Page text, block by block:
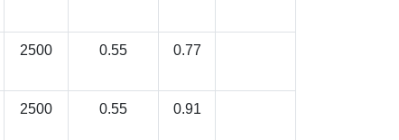
2500 0.55 0.77
2500 0.55 0.91